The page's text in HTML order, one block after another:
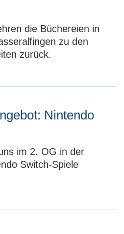
die Büchereien in
zu den
zurück.
Nintendo
im 2. OG in der
Switch-Spiele